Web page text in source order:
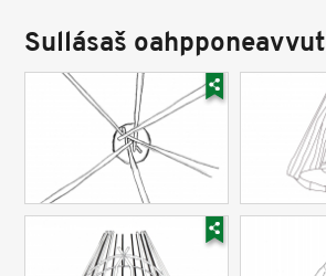
Sullásaš oahpponeavvut